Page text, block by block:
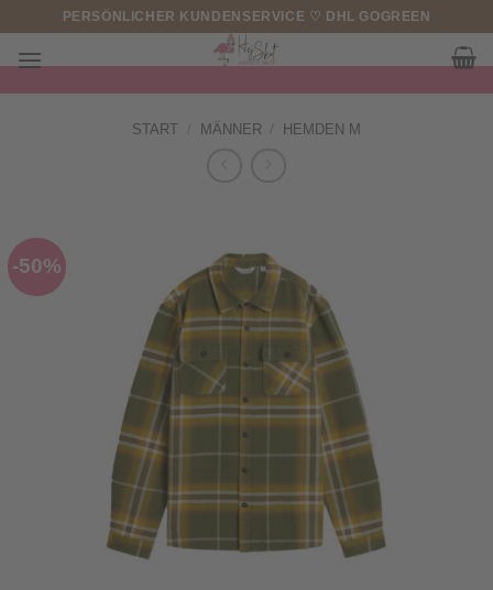
springen
PERSÖNLICHER KUNDENSERVICE ♡ DHL GOGREEN
START MÄNNER HEMDEN M
-50%